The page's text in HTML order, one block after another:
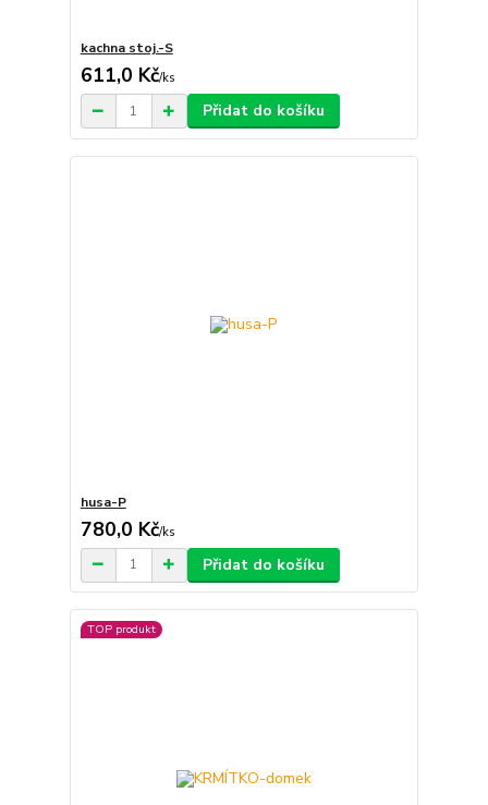
kachna stoj.-S
611,0 Kč/ks
Přidat do košíku
husa-P
780,0 Kč/ks
Přidat do košíku
TOP produkt